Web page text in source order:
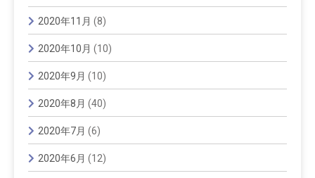
2020年11月 (8)
2020年10月 (10)
2020年9月 (10)
2020年8月 (40)
2020年7月 (6)
2020年6月 (12)